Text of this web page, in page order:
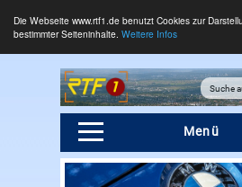
Die Webseite www.rtf1.de benutzt Cookies zur
bestimmter Seiteninhalte. Weitere Infos
Menü